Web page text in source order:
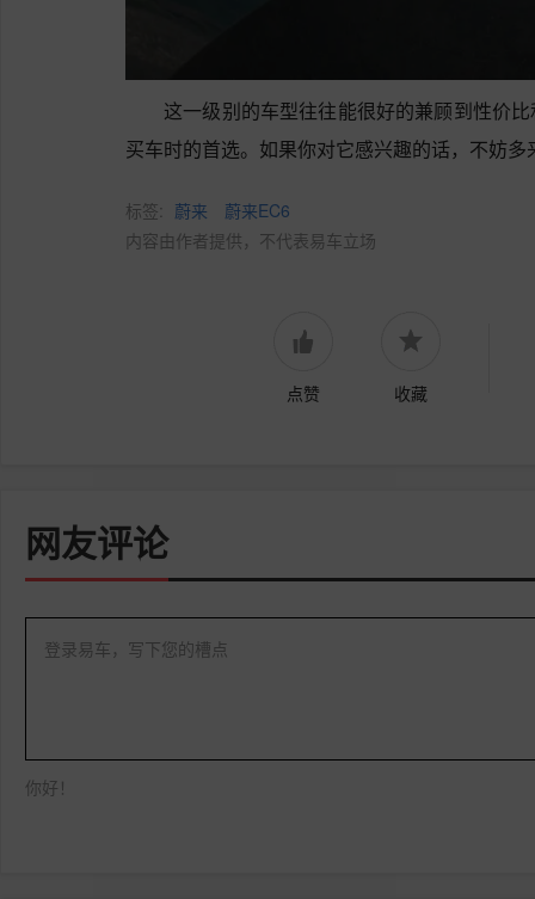
这一级别的车型往往能很好的兼顾到性价
买车时的首选。如果你对它感兴趣的话，不妨多
标签: 蔚来
蔚来EC6
内容由作者提供，不代表易车立场
点赞 收藏
网友评论
登录易车，写下您的槽点
你好！